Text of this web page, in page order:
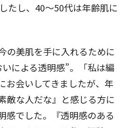
たし、40～50代は年齢肌に
の美肌を手に入れるために
による透明感”。「私は編
お会いしてきましたが、年
敵な人だな』と感じる方に
感でした。『透明感のある